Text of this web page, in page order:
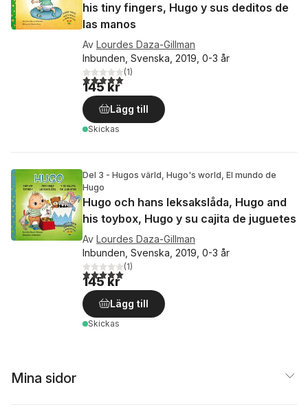
his tiny fingers, Hugo y sus deditos de
las manos
Av Lourdes Daza-Gillman
Inbunden, Svenska, 2019, 0-3 år
5,0utav 5 stjärnor. Totalt antal röster:
(1)
145 kr
Lägg till
Skickas
Del 3 - Hugos värld, Hugo's world, El mundo de
Hugo
Hugo och hans leksakslåda, Hugo and
his toybox, Hugo y su cajita de juguetes
Av Lourdes Daza-Gillman
Inbunden, Svenska, 2019, 0-3 år
5,0utav 5 stjärnor. Totalt antal röster:
(1)
145 kr
Lägg till
Skickas
Mina sidor